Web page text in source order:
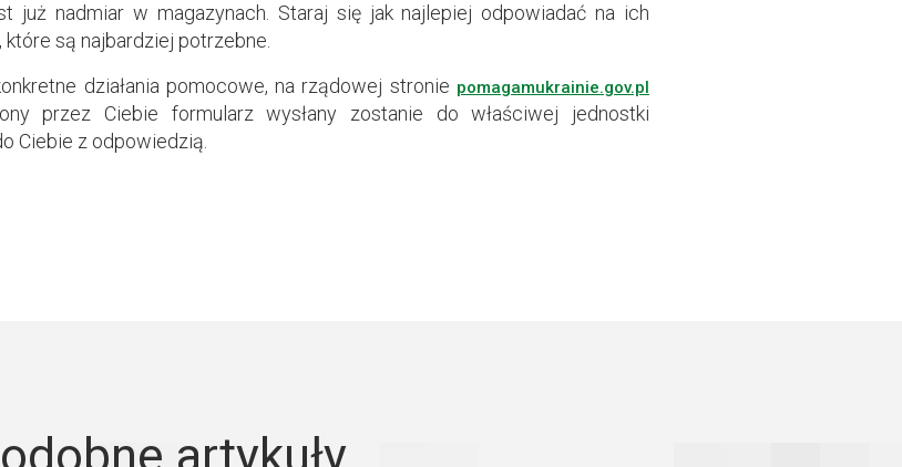
już nadmiar w magazynach. Staraj się jak najlepiej odpowiadać na ich
są najbardziej potrzebne.
działania pomocowe, na rządowej stronie pomagamukrainie.gov.pl
przez Ciebie formularz wysłany zostanie do właściwej jednostki
Ciebie z odpowiedzią.